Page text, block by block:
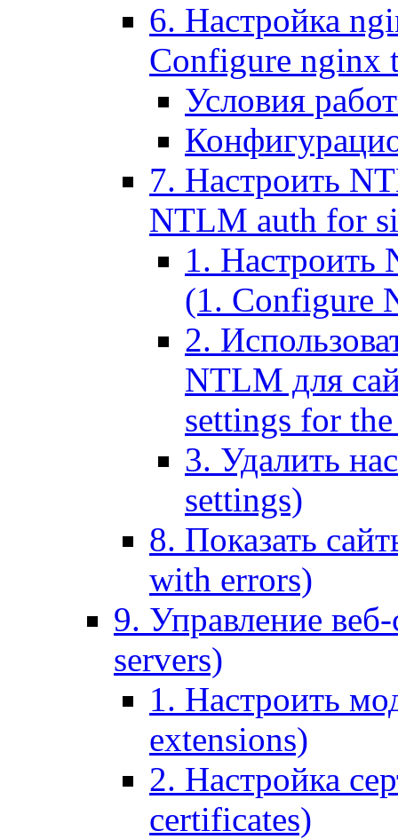
6. Настройка
Configure nginx
Условия
7. Настроить
NTLM auth for
1. Настроить
(1. Configure
2.
NTLM для
settings for
3. Удалить
settings)
8. Показать
with errors)
9. Управление
servers)
1. Настроить
extensions)
2. Настройка
certificates)